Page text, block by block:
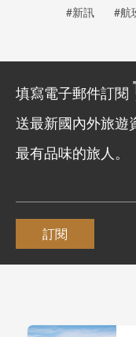
#新訊 #航
填寫電子郵件訂閱
送最新國內外旅遊
最有品味的旅人。
訂閱